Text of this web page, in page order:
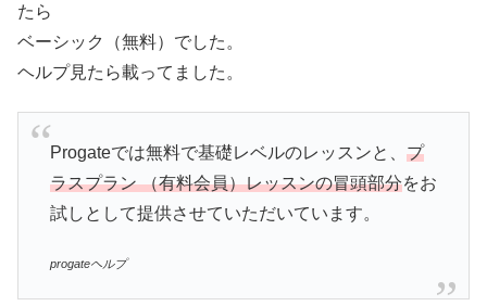
たら
ベーシック（無料）でした。
ヘルプ見たら載ってました。
Progateでは無料で基礎レベルのレッスンと、 プ
ラスプラン （有料会員）レッスンの冒頭部分をお
試しとして提供させていただいています。
progateヘルプ